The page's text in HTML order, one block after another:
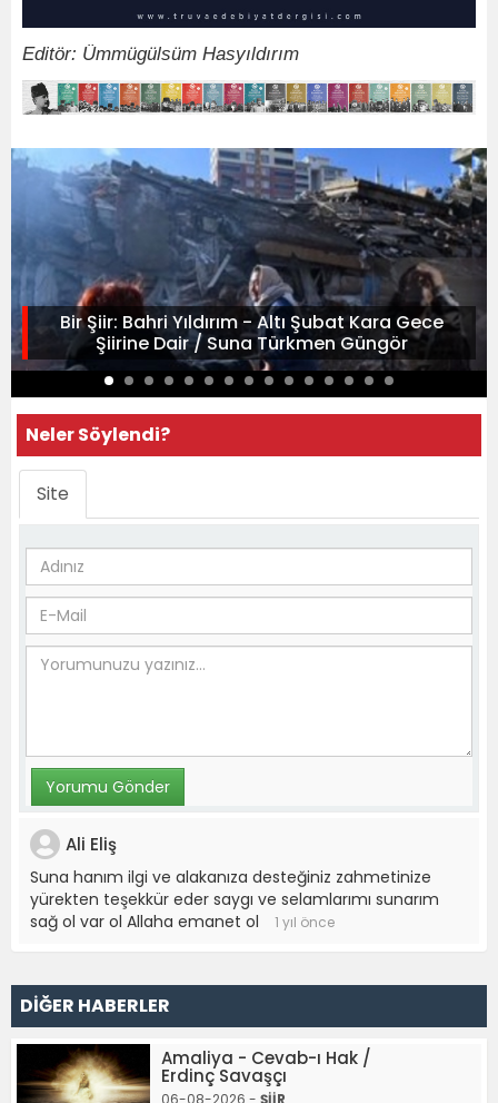
Editör: Ümmügülsüm Hasyıldırım
Bir Şiir: Bahri Yıldırım - Altı Şubat Kara Gece
Şiirine Dair / Suna Türkmen Güngör
Neler Söylendi?
Site
Ali Eliş
Suna hanım ilgi ve alakanıza desteğiniz zahmetinize
yürekten teşekkür eder saygı ve selamlarımı sunarım
sağ ol var ol Allaha emanet ol
1 yıl önce
DİĞER HABERLER
Amaliya - Cevab-ı Hak /
Erdinç Savaşçı
06-08-2026 - ŞİİR